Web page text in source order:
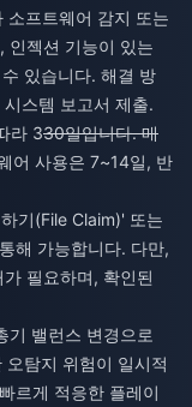
소프트웨어 감지 또는
인젝션 기능이 있는
있습니다. 해결 방
스템 보고서 제출.
라 330일입니다. 매
어 사용은 7~14일, 반
기(File Claim)' 또는
해 가능합니다. 다만,
필요하며, 확인된
기 밸런스 변경으로
탐지 위험이 일시적
르게 적응한 플레이